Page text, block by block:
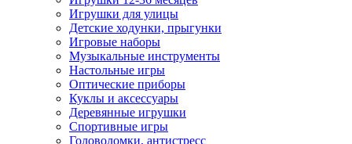
Игрушки для улицы
Детские ходунки, прыгунки
Игровые наборы
Музыкальные инструменты
Настольные игры
Оптические приборы
Куклы и аксессуары
Деревянные игрушки
Спортивные игры
Головоломки, антистресс